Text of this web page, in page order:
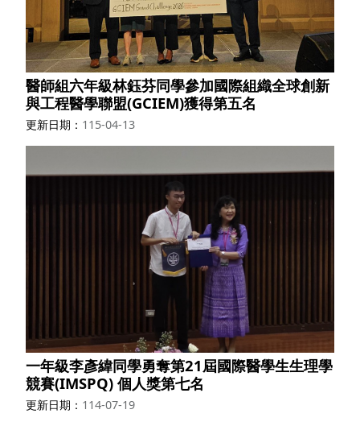
醫師組六年級林鈺芬同學參加國際組織全球創新
與工程醫學聯盟(GCIEM)獲得第五名
更新日期 115-04-13
一年級李彥緯同學勇奪第21屆國際醫學生生理學
競賽(IMSPQ) 個人獎第七名
更新日期 114-07-19